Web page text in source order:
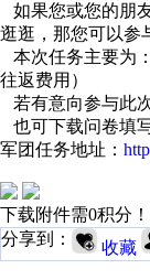
如果您或您的朋
逛逛，那您可以参
本次任务主要为
往返费用）
若有意向参与此
也可下载问卷填
军团任务地址：
下载附件需0积分！
分享到：
收藏